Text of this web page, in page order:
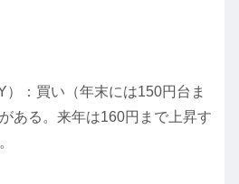
）：買い（年末には150円台ま
ある。来年は160円まで上昇す